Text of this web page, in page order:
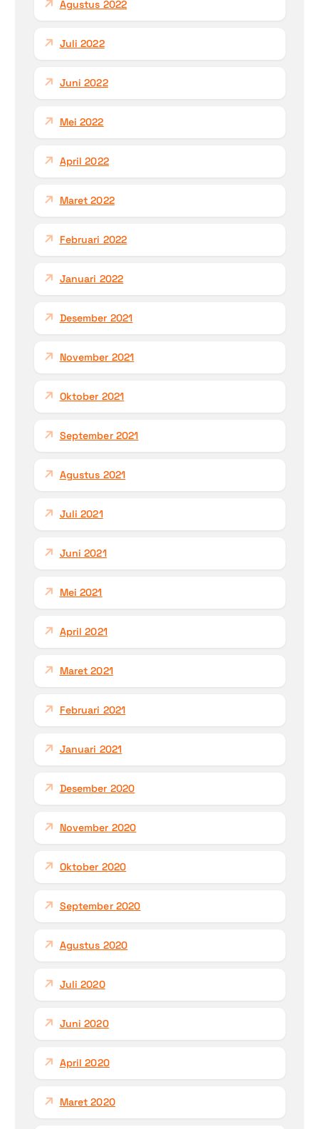
Agustus 2022
Juli 2022
Juni 2022
Mei 2022
April 2022
Maret 2022
Februari 2022
Januari 2022
Desember 2021
November 2021
Oktober 2021
September 2021
Agustus 2021
Juli 2021
Juni 2021
Mei 2021
April 2021
Maret 2021
Februari 2021
Januari 2021
Desember 2020
November 2020
Oktober 2020
September 2020
Agustus 2020
Juli 2020
Juni 2020
April 2020
Maret 2020